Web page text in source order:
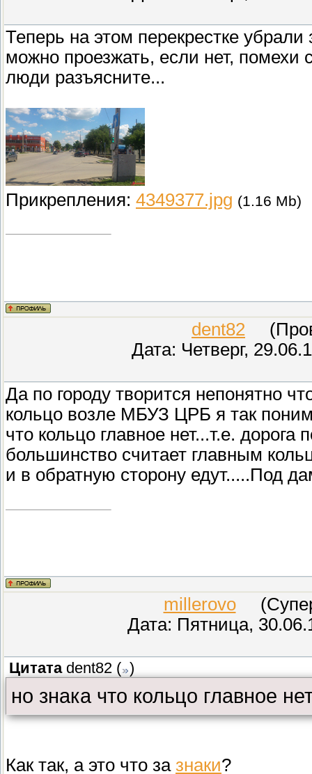
Теперь на этом перекрестке
можно проезжать, если нет,
люди разъясните...
Прикрепления: 4349377.jpg (1.16 Mb)
dent82
Дата: Четверг,
Да по городу творится непонятно
кольцо возле МБУЗ ЦРБ я так
что кольцо главное нет...т.е.
большинство считает главным
и в обратную сторону едут.....Под
millerovo
Дата: Пятница,
Цитата dent82 ( )
но знака что кольцо главное
Как так, а это что за знаки?